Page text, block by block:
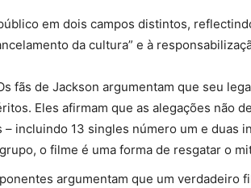
em dois campos distintos,
da cultura” e à
fãs de Jackson argumentam que seu
Eles afirmam que as alegações não
incluindo 13 singles número um e duas
o filme é uma forma de resgatar o
argumentam que um verdadeiro